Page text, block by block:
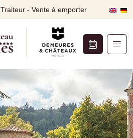
Traiteur - Vente à emporter